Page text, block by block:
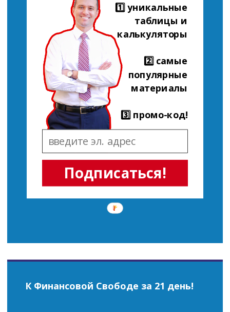
Подписаться!
1️⃣ уникальные
таблицы и
калькуляторы
2️⃣ самые
популярные
материалы
3️⃣ промо-код!
К Финансовой Свободе за 21 день!